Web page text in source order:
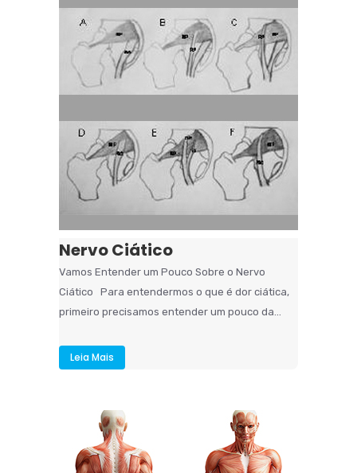
Nervo Ciático
Vamos Entender um Pouco Sobre o Nervo
Ciático Para entendermos o que é dor ciática,
primeiro precisamos entender um pouco da...
Leia Mais